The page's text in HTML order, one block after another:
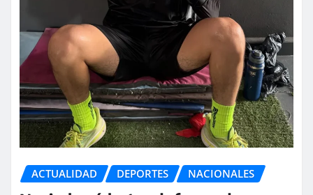
ACTUALIDAD DEPORTES NACIONALES